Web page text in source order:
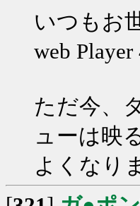
いつもお
web
ただ今、
ューは映
よくなり